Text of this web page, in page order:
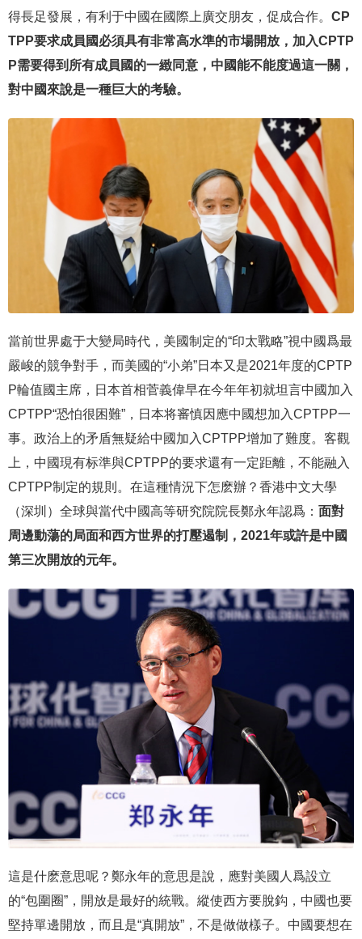
得長足發展，有利于中國在國際上廣交朋友，促成合作。 CP
TPP要求成員國必須具有非常高水準的市場開放，加入CPTP
P需要得到所有成員國的一緻同意，中國能不能度過這一關，
對中國來說是一種巨大的考驗。
當前世界處于大變局時代，美國制定的“印太戰略”視中國爲最
嚴峻的競争對手，而美國的“小弟”日本又是2021年度的CPTP
P輪值國主席，日本首相菅義偉早在今年年初就坦言中國加入
CPTPP“恐怕很困難”，日本将審慎因應中國想加入CPTPP一
事。政治上的矛盾無疑給中國加入CPTPP增加了難度。客觀
上，中國現有标準與CPTPP的要求還有一定距離，不能融入
CPTPP制定的規則。在這種情況下怎麽辦？香港中文大學
（深圳）全球與當代中國高等研究院院長鄭永年認爲： 面對
周邊動蕩的局面和西方世界的打壓遏制，2021年或許是中國
第三次開放的元年。
這是什麽意思呢？鄭永年的意思是說，應對美國人爲設立
的“包圍圈”，開放是最好的統戰。縱使西方要脫鈎，中國也要
堅持單邊開放，而且是“真開放”，不是做做樣子。中國要想在